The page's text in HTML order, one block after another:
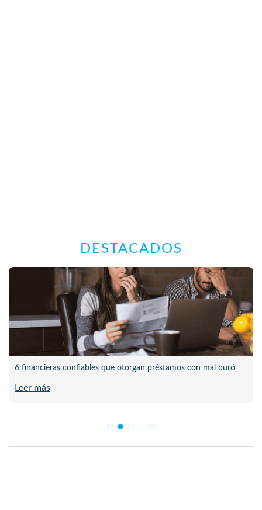
DESTACADOS
6 financieras confiables que otorgan préstamos con mal buró
Leer más